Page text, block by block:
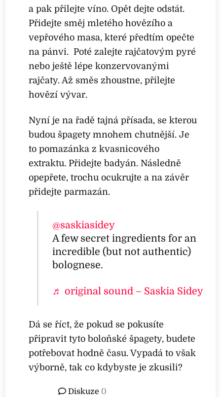
a pak přilejte víno. Opět dejte odstát.
Přidejte směj mletého hovězího a
vepřového masa, které předtím opečte
na pánvi. Poté zalejte rajčatovým pyré
nebo ještě lépe konzervovanými
rajčaty. Až směs zhoustne, přilejte
hovězí vývar.
Nyní je na řadě tajná přísada, se kterou
budou špagety mnohem chutnější. Je
to pomazánka z kvasnicového
extraktu. Přidejte badyán. Následně
opepřete, trochu ocukrujte a na závěr
přidejte parmazán.
@saskiasidey
A few secret ingredients for an
incredible (but not authentic)
bolognese.
♬ original sound – Saskia Sidey
Dá se říct, že pokud se pokusíte
připravit tyto boloňské špagety, budete
potřebovat hodně času. Vypadá to však
výborně, tak co kdybyste je zkusili?
Diskuze 0